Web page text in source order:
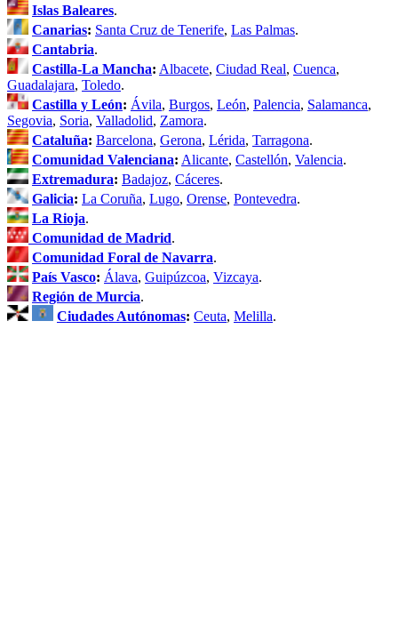
Islas Baleares.
Canarias: Santa Cruz de Tenerife, Las Palmas.
Cantabria.
Castilla-La Mancha: Albacete, Ciudad Real, Cuenca,
Guadalajara, Toledo.
Castilla y León: Ávila, Burgos, León, Palencia, Salamanca,
Segovia, Soria, Valladolid, Zamora.
Cataluña: Barcelona, Gerona, Lérida, Tarragona.
Comunidad Valenciana: Alicante, Castellón, Valencia.
Extremadura: Badajoz, Cáceres.
Galicia: La Coruña, Lugo, Orense, Pontevedra.
La Rioja.
Comunidad de Madrid.
Comunidad Foral de Navarra.
País Vasco: Álava, Guipúzcoa, Vizcaya.
Región de Murcia.
Ciudades Autónomas: Ceuta, Melilla.